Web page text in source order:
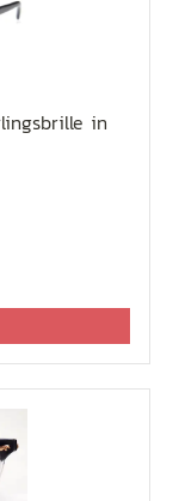
in